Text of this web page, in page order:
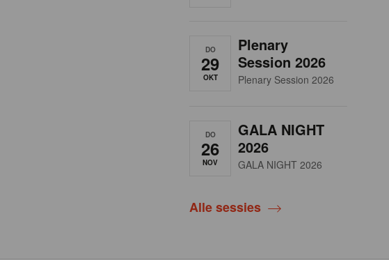
DO
29
OKT
Plenary
Session 2026
Plenary Session 2026
DO
26
NOV
GALA NIGHT
2026
GALA NIGHT 2026
Alle sessies